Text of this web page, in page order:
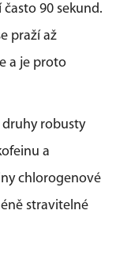
90 sekund.
praží až
a je proto
druhy robusty
a
chlorogenové
stravitelné